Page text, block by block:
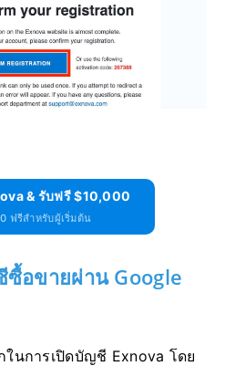
& รับฟรี $10,000
ฟรีสำหรับผู้เริ่มต้น
อขายผ่าน Google
นการเปิดบัญชี Exnova โดย